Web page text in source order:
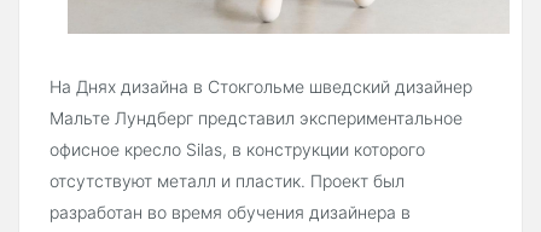
На Днях дизайна в Стокгольме шведский дизайнер
Мальте Лундберг представил экспериментальное
офисное кресло Silas, в конструкции которого
отсутствуют металл и пластик. Проект был
разработан во время обучения дизайнера в